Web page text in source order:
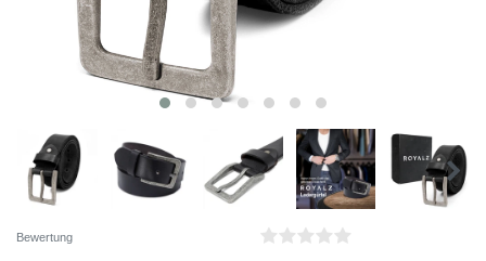
Bewertung